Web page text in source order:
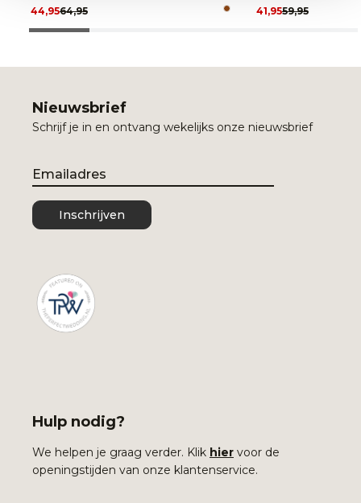
64,95
44,95
59,95
41,95
Nieuwsbrief
Schrijf je in en ontvang wekelijks onze nieuwsbrief
Email
Inschrijven
Hulp nodig?
We helpen je graag verder. Klik hier voor de
openingstijden van onze klantenservice.